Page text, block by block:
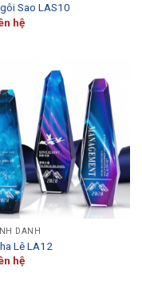
Sao LAS10
hệ
DANH
Lê LA12
hệ